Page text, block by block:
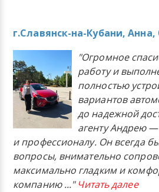
г.Славянск-на-Кубани, Анна,
"Огромное
работу и
полностью
вариантов
до надежной
агенту Андрею
и профессионалу. Он всегда
вопросы, внимательно
максимально гладким и
компанию..." Читать далее